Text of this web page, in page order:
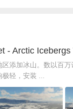
- Arctic Icebergs
添加冰山。数以百
轻，安装 ...